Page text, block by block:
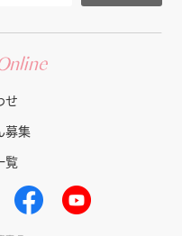
せ
募集
覧